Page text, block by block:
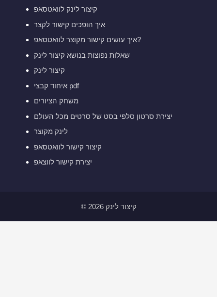
קיצור לינק לוואטסאפ
איך הופכים קישור לקצר
איך עושים קישור מקוצר לוואטסאפ?
שאלות נפוצות בנושא קיצור לינק
קיצור לינק
איחוד קבצי pdf
משחק הציורים
יצירת סרטון סלפי בסט של סרטים מכל העולם
לינק מקוצר
קיצור קישור לוואטסאפ
יצירת קישור לווצאפ
© 2026 קיצור לינק